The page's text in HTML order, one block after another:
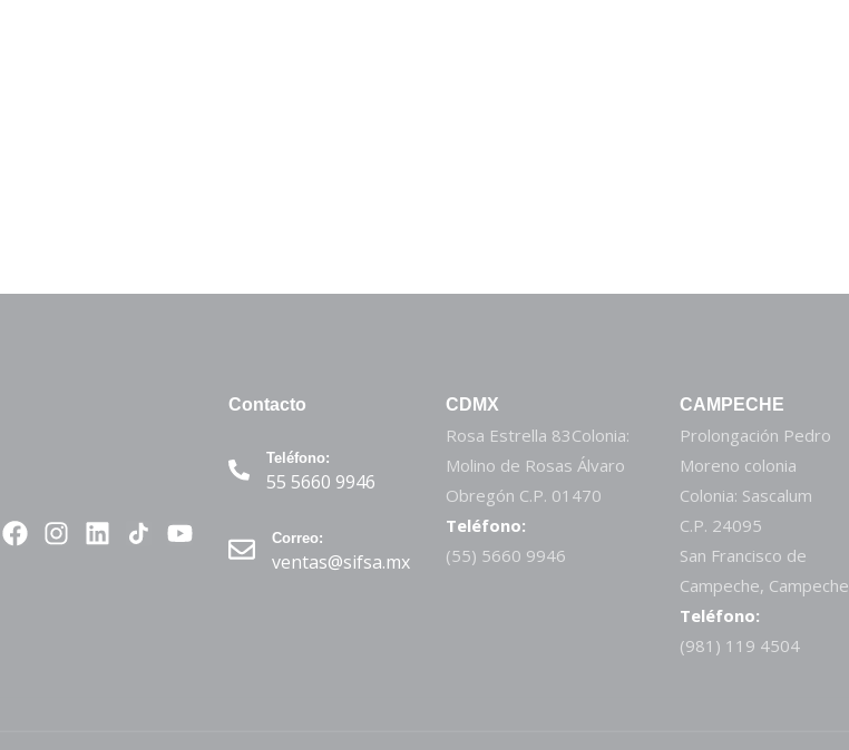
Contacto
Teléfono:
55 5660 9946
Correo:
ventas@sifsa.mx
CDMX
Rosa Estrella 83Colonia:
Molino de Rosas Álvaro
Obregón C.P. 01470
Teléfono:
(55) 5660 9946
CAMPECHE
Prolongación Pedro
Moreno colonia
Colonia: Sascalum
C.P. 24095
San Francisco de
Campeche, Campeche
Teléfono:
(981) 119 4504